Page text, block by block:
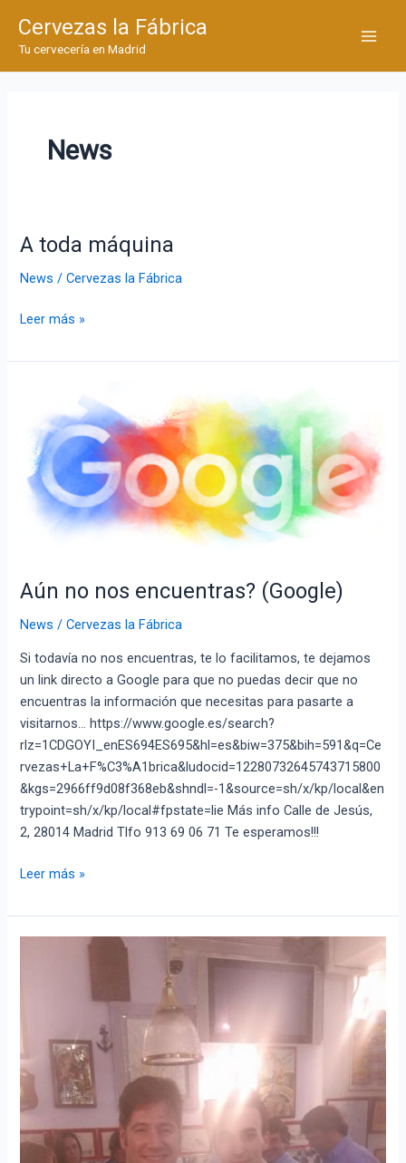
contenido
Cervezas la Fábrica
Tu cervecería en Madrid
News
A toda máquina
News /Cervezas la Fábrica
A
máquina
Leer más »
Aún no nos encuentras? (Google)
News /Cervezas la Fábrica
Si todavía no nos encuentras, te lo facilitamos, te dejamos
un link directo a Google para que no puedas decir que no
encuentras la información que necesitas para pasarte a
visitarnos… https://www.google.es/search?
rlz=1CDGOYI_enES694ES695&hl=es&biw=375&bih=591&q=Ce
rvezas+La+F%C3%A1brica&ludocid=12280732645743715800
&kgs=2966ff9d08f368eb&shndl=-1&source=sh/x/kp/local&en
trypoint=sh/x/kp/local#fpstate=lie Más info Calle de Jesús,
2, 28014 Madrid Tlfo 913 69 06 71 Te esperamos!!!
Aún
nos
encuentras?
Leer más »